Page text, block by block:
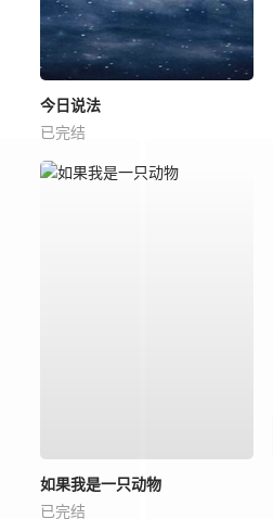
今日说法
已完结
如果我是一只动物
已完结